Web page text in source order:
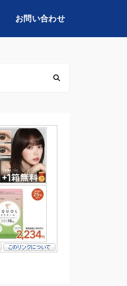
お問い合わせ